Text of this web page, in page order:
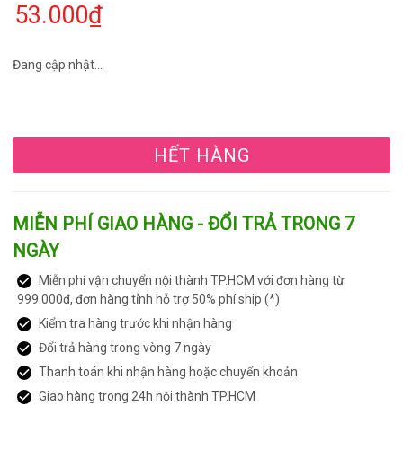
53.000₫
Đang cập nhật...
HẾT HÀNG
MIỄN PHÍ GIAO HÀNG - ĐỔI TRẢ TRONG 7
NGÀY
Miễn phí vận chuyển nội thành TP.HCM với đơn hàng từ
999.000đ, đơn hàng tỉnh hỗ trợ 50% phí ship (*)
Kiểm tra hàng trước khi nhận hàng
Đổi trả hàng trong vòng 7 ngày
Thanh toán khi nhận hàng hoặc chuyển khoản
Giao hàng trong 24h nội thành TP.HCM